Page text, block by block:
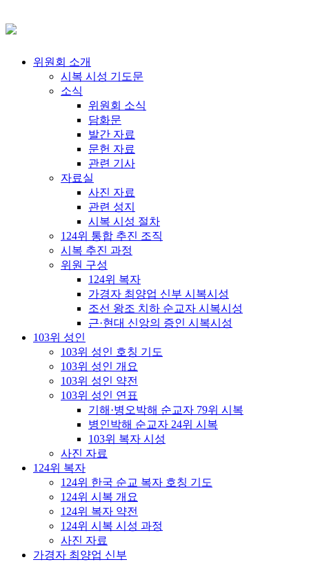
위원회 소개
시복 시성 기도문
소식
위원회 소식
담화문
발간 자료
문헌 자료
관련 기사
자료실
사진 자료
관련 성지
시복 시성 절차
124위 통합 추진 조직
시복 추진 과정
위원 구성
124위 복자
가경자 최양업 신부 시복시성
조선 왕조 치하 순교자 시복시성
근·현대 신앙의 증인 시복시성
103위 성인
103위 성인 호칭 기도
103위 성인 개요
103위 성인 약전
103위 성인 연표
기해·병오박해 순교자 79위 시복
병인박해 순교자 24위 시복
103위 복자 시성
사진 자료
124위 복자
124위 한국 순교 복자 호칭 기도
124위 시복 개요
124위 복자 약전
124위 시복 시성 과정
사진 자료
가경자 최양업 신부